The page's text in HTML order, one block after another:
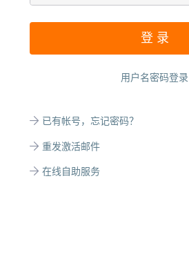
用户名密码登录
已有帐号，忘记密码？
重发激活邮件
在线自助服务